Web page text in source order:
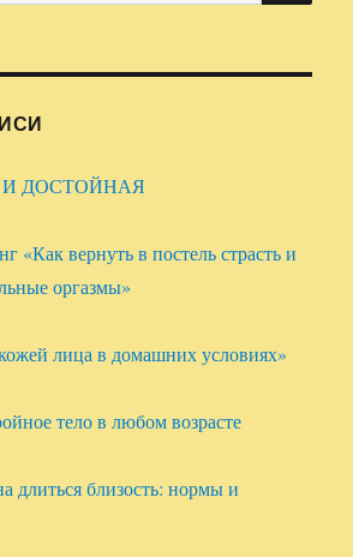
ДОСТОЙНАЯ
«Как вернуть в постель страсть и
оргазмы»
лица в домашних условиях»
тело в любом возрасте
длиться близость: нормы и